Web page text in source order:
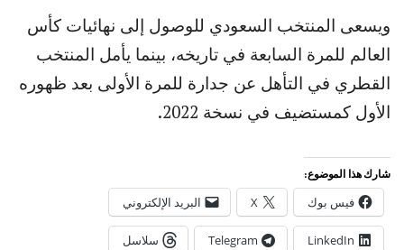
ويسعى المنتخب السعودي للوصول إلى نهائيات كأس
العالم للمرة السابعة في تاريخه، بينما يأمل المنتخب
القطري في التأهل عن جدارة للمرة الأولى بعد ظهوره
الأول كمستضيف في نسخة 2022.
شارك هذا الموضوع:
فيس بوك X البريد الإلكتروني
LinkedIn
Telegram سلاسل